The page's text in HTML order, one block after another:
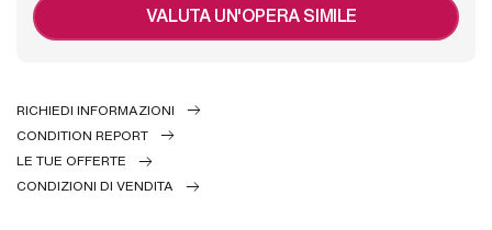
VALUTA UN'OPERA SIMILE
RICHIEDI INFORMAZIONI
CONDITION REPORT
LE TUE OFFERTE
CONDIZIONI DI VENDITA